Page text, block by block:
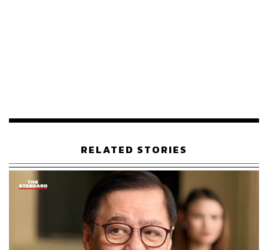
นอกจากนี้ เขายังกล่าวเน้นถึงการตัดสินใจล่าสุดของกัมพูชา
ในการเริ่มต้นกระบวนการไกล่เกลี่ยภาคบังคับภายใต้
อนุสัญญาสหประชาชาติว่าด้วยกฎหมายทะเล (UNCLOS) ว่า
เป็นหลักฐานแสดงถึงความมุ่งมั่นของประเทศต่อกฎหมาย
พร้อมกันนี้ยังชื่นชมการเตรียมการของไทยในการเข้าร่วม
RELATED STORIES